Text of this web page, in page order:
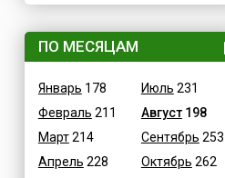
Египет
Израиль
Индия
Иордания
Ирак
ВОВ
Гастрономические
Детские
В честь икон
Дни памяти святых
ПО МЕСЯЦАМ
Январь 178
Февраль 211
Март214
Апрель 228
Июль 231
Август198
Сентябрь 253
Октябрь 262